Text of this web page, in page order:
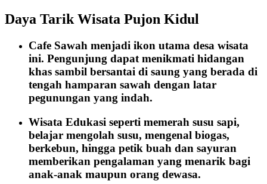
Daya Tarik Wisata Pujon Kidul
Cafe Sawah menjadi ikon utama desa wisata
ini. Pengunjung dapat menikmati hidangan
khas sambil bersantai di saung yang berada di
tengah hamparan sawah dengan latar
pegunungan yang indah.
Wisata Edukasi seperti memerah susu sapi,
belajar mengolah susu, mengenal biogas,
berkebun, hingga petik buah dan sayuran
memberikan pengalaman yang menarik bagi
anak-anak maupun orang dewasa.